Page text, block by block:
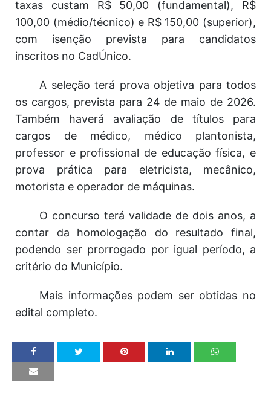
taxas custam R$ 50,00 (fundamental), R$
100,00 (médio/técnico) e R$ 150,00 (superior),
com isenção prevista para candidatos
inscritos no CadÚnico.
A seleção terá prova objetiva para todos
os cargos, prevista para 24 de maio de 2026.
Também haverá avaliação de títulos para
cargos de médico, médico plantonista,
professor e profissional de educação física, e
prova prática para eletricista, mecânico,
motorista e operador de máquinas.
O concurso terá validade de dois anos, a
contar da homologação do resultado final,
podendo ser prorrogado por igual período, a
critério do Município.
Mais informações podem ser obtidas no
edital completo.